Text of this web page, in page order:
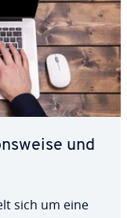
und
sich um eine